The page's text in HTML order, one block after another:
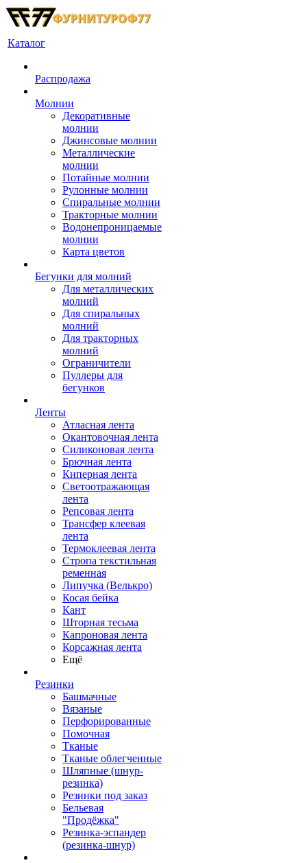
Каталог
Распродажа
Молнии
Декоративные
молнии
Джинсовые молнии
Металлические
молнии
Потайные молнии
Рулонные молнии
Спиральные молнии
Тракторные молнии
Водонепроницаемые
молнии
Карта цветов
Бегунки для молний
Для металлических
молний
Для спиральных
молний
Для тракторных
молний
Ограничители
Пуллеры для
бегунков
Ленты
Атласная лента
Окантовочная лента
Силиконовая лента
Брючная лента
Киперная лента
Светоотражающая
лента
Репсовая лента
Трансфер клеевая
лента
Термоклеевая лента
Стропа текстильная
ременная
Липучка (Велькро)
Косая бейка
Кант
Шторная тесьма
Капроновая лента
Корсажная лента
Ещё
Резинки
Башмачные
Вязаные
Перфорированные
Помочная
Тканые
Тканые облегченные
Шляпные (шнур-
резинка)
Резинки под заказ
Бельевая
"Продёжка"
Резинка-эспандер
(резинка-шнур)